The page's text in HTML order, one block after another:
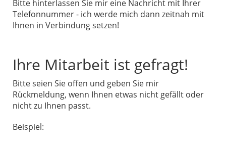
Bitte hinterlassen Sie mir eine Nachricht mit Ihrer
Telefonnummer - ich werde mich dann zeitnah mit
Ihnen in Verbindung setzen!
Ihre Mitarbeit ist gefragt!
Bitte seien Sie offen und geben Sie mir
Rückmeldung, wenn Ihnen etwas nicht gefällt oder
nicht zu Ihnen passt.
Beispiel: